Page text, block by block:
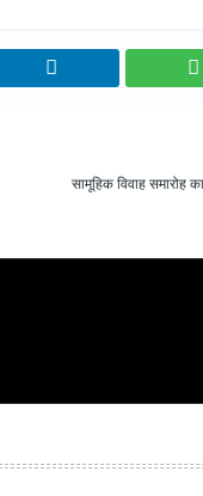
सामूहिक विवाह समारोह